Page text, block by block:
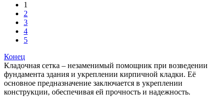
1
2
3
4
5
Конец
Кладочная сетка – незаменимый помощник при возведении
фундамента здания и укреплении кирпичной кладки. Её
основное предназначение заключается в укреплении
конструкции, обеспечивая ей прочность и надежность.